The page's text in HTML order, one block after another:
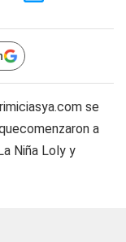
se
a
Niña Loly y